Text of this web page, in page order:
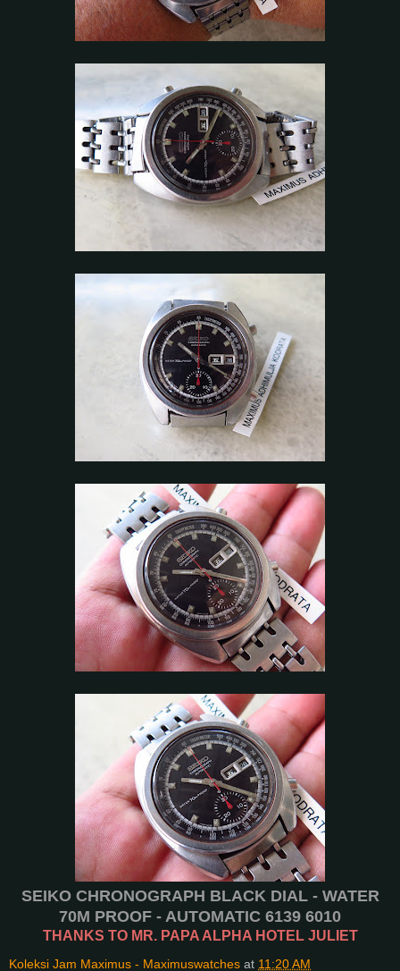
SEIKO CHRONOGRAPH BLACK DIAL - WATER
70M PROOF - AUTOMATIC 6139 6010
THANKS TO MR. PAPA ALPHA HOTEL JULIET
Koleksi Jam Maximus - Maximuswatches at 11:20 AM